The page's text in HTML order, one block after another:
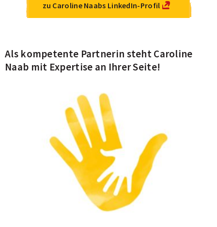
zu Caroline Naabs LinkedIn-Profil
Als kompetente Partnerin steht Caroline
Naab mit Expertise an Ihrer Seite!